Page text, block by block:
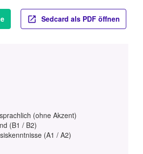
Sedcard als PDF öffnen
(ohne Akzent)
(B1 / B2)
(A1 / A2)